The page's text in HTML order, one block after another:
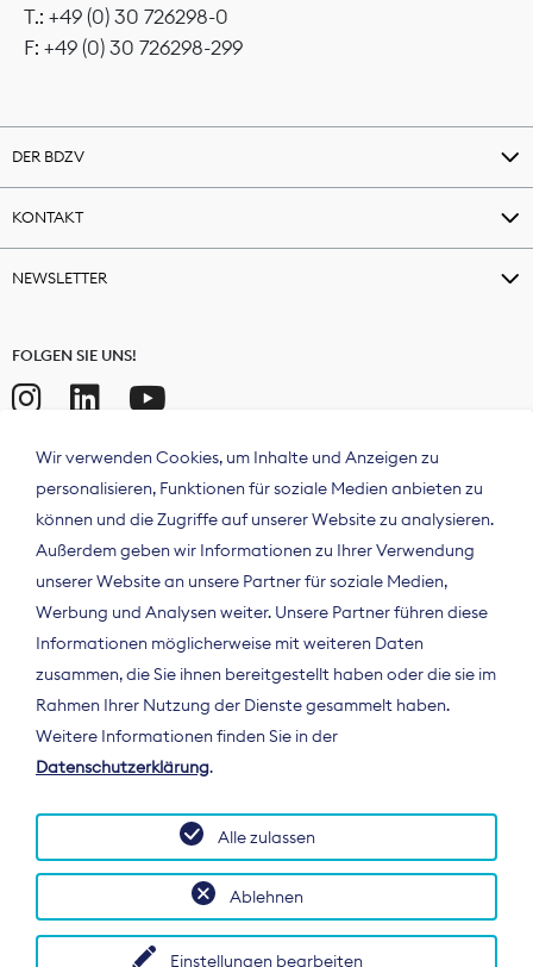
T.: +49 (0) 30 726298-0
F: +49 (0) 30 726298-299
DER BDZV
KONTAKT
NEWSLETTER
FOLGEN SIE UNS!
Der Bundesverband Digitalpublisher und
Zeitungsverleger (BDZV) vertritt als
Spitzenorganisation die Interessen der
Deutschland und auf EU-Ebene.
Wir verwenden Cookies, um Inhalte und Anzeigen zu
personalisieren, Funktionen für soziale Medien anbieten zu
können und die Zugriffe auf unserer Website zu analysieren.
Außerdem geben wir Informationen zu Ihrer Verwendung
unserer Website an unsere Partner für soziale Medien,
Werbung und Analysen weiter. Unsere Partner führen diese
Informationen möglicherweise mit weiteren Daten
zusammen, die Sie ihnen bereitgestellt haben oder die sie im
Rahmen Ihrer Nutzung der Dienste gesammelt haben.
Weitere Informationen finden Sie in der
Datenschutzerklärung.
Einstellungen bearbeiten
Ablehnen
Alle zulassen